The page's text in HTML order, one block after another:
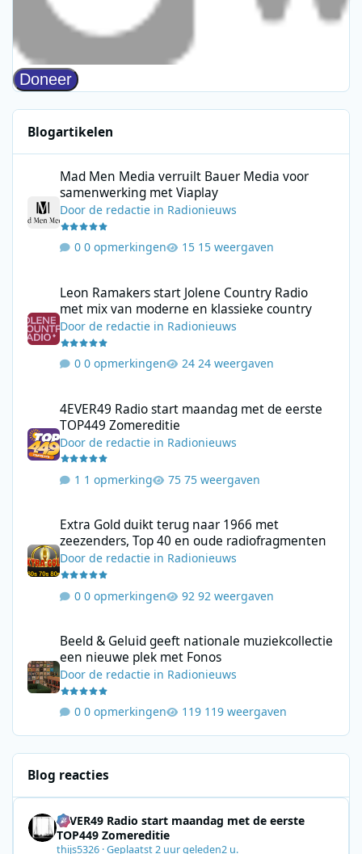
Blogartikelen
Mad Men Media verruilt Bauer Media voor
samenwerking met Viaplay
Doorde redactie in Radionieuws
0 opmerkingen 15 weergaven
Leon Ramakers start Jolene Country Radio
met mix van moderne en klassieke country
Doorde redactie in Radionieuws
0 opmerkingen 24 weergaven
4EVER49 Radio start maandag met de eerste
TOP449 Zomereditie
Doorde redactie in Radionieuws
1 opmerking 75 weergaven
Extra Gold duikt terug naar 1966 met
zeezenders, Top 40 en oude radiofragmenten
Doorde redactie in Radionieuws
0 opmerkingen 92 weergaven
Beeld & Geluid geeft nationale muziekcollectie
een nieuwe plek met Fonos
Doorde redactie in Radionieuws
0 opmerkingen 119 weergaven
Blog reacties
4EVER49 Radio start maandag met de eerste
TOP449 Zomereditie
thijs5326 ·Geplaatst2 uur geleden2 u.